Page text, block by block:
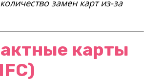
замен карт из-за
карты